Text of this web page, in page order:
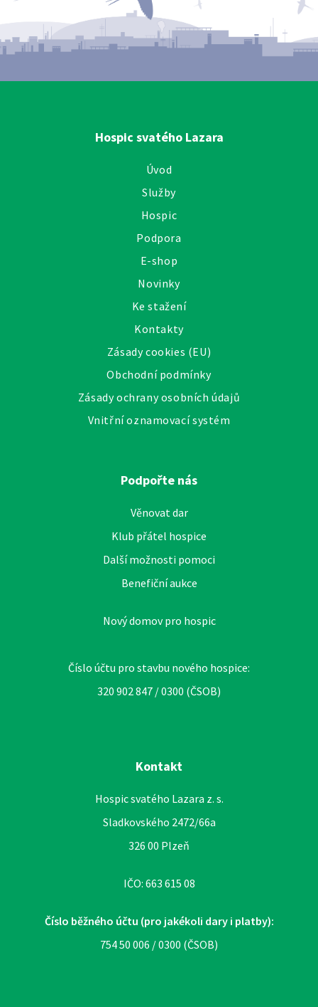
Hospic svatého Lazara
Úvod
Služby
Hospic
Podpora
E-shop
Novinky
Ke stažení
Kontakty
Zásady cookies (EU)
Obchodní podmínky
Zásady ochrany osobních údajů
Vnitřní oznamovací systém
Podpořte nás
Věnovat dar
Klub přátel hospice
Další možnosti pomoci
Benefiční aukce
Nový domov pro hospic
Číslo účtu pro stavbu nového hospice:
320 902 847 / 0300 (ČSOB)
Kontakt
Hospic svatého Lazara z. s.
Sladkovského 2472/66a
326 00 Plzeň
IČO: 663 615 08
Číslo běžného účtu (pro jakékoli dary i platby):
754 50 006 / 0300 (ČSOB)